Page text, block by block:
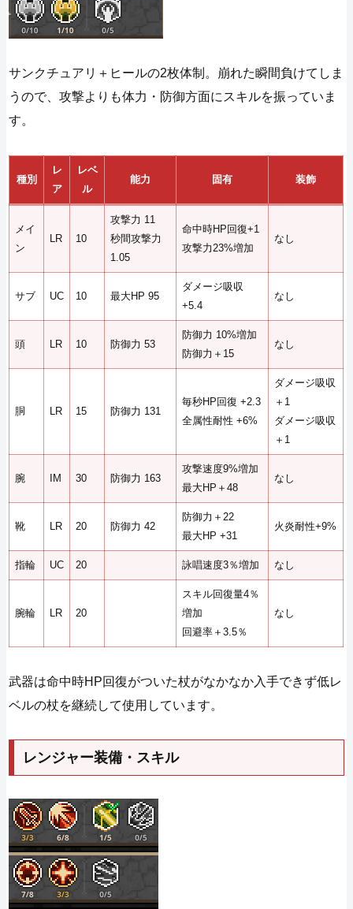
サンクチュアリ＋ヒールの2枚体制。崩れた瞬間負けてしま
うので、攻撃よりも体力・防御方面にスキルを振っていま
す。
種別
レ
ア
レベ
ル
能力 固有 装飾
メイ
ン
LR 10
攻撃力 11
秒間攻撃力
1.05
命中時HP回復+1
攻撃力23%増加
なし
サブ UC 10 最大HP 95
ダメージ吸収
+5.4
なし
頭 LR 10 防御力 53
防御力 10%増加
防御力＋15
なし
胴 LR 15 防御力 131
毎秒HP回復 +2.3
全属性耐性 +6%
ダメージ吸収
＋1
ダメージ吸収
＋1
腕 IM 30 防御力 163
攻撃速度9%増加
最大HP＋48
なし
靴 LR 20 防御力 42
防御力＋22
最大HP +31
火炎耐性+9%
指輪 UC 20 詠唱速度3％増加 なし
腕輪 LR 20
スキル回復量4％
増加
回避率＋3.5％
なし
武器は命中時HP回復がついた杖がなかなか入手できず低レ
ベルの杖を継続して使用しています。
レンジャー装備・スキル